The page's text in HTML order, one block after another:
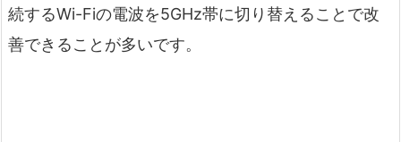
続するWi-Fiの電波を5GHz帯に切り替えることで改
善できることが多いです。